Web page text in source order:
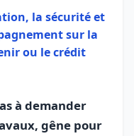
la sécurité et
sur la
ou le crédit
à demander
gêne pour